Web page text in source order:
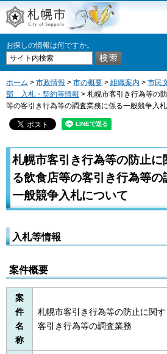
札幌市
お探しの情報は何ですか。
ホーム > 市政情報 > 市の概要 > 組織案内 > 市民
部 入札・契約等情報 > 札幌市客引き行為等の
等の客引き行為等の調査業務に係る一般競争入
札幌市客引き行為等の防止に
る飲食店等の客引き行為等の
一般競争入札について
入札等情報
案件概要
案
件
名
称
札幌市客引き行為等の防止に関
客引き行為等の調査業務